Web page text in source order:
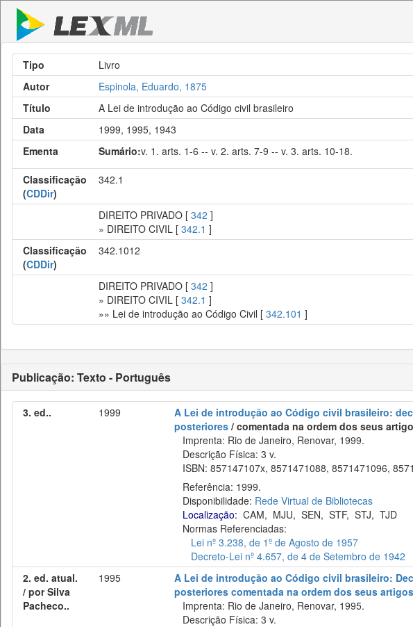
Tipo
Livro
Autor
Espinola, Eduardo, 1875
Título
A Lei de introdução ao Código civil brasileiro
Data
1999, 1995, 1943
Ementa
Sumário:v. 1. arts. 1-6 -- v. 2. arts. 7-9 -- v. 3. arts. 10-18.
Classificação
(CDDir)
342.1
DIREITO PRIVADO [ 342 ]
» DIREITO CIVIL [ 342.1 ]
Classificação
(CDDir)
342.1012
DIREITO PRIVADO [ 342 ]
» DIREITO CIVIL [ 342.1 ]
»» Lei de introdução ao Código Civil [ 342.101 ]
Publicação: Texto - Português
3. ed.. 1999
A Lei de introdução ao Código civil brasileiro:
posteriores / comentada na ordem dos seus
Imprenta: Rio de Janeiro, Renovar, 1999.
Descrição Física: 3 v.
ISBN: 857147107x, 8571471088, 8571471096,
Referência: 1999.
Disponibilidade: Rede Virtual de Bibliotecas
Localização: CAM, MJU, SEN, STF, STJ, TJD
Normas Referenciadas:
Lei nº 3.238, de 1º de Agosto de 1957
Decreto-Lei nº 4.657, de 4 de Setembro de 1942
2. ed. atual.
/ por Silva
Pacheco..
1995
A Lei de introdução ao Código civil brasileiro:
posteriores comentada na ordem dos seus artigos
Imprenta: Rio de Janeiro, Renovar, 1995.
Descrição Física: 3 v.